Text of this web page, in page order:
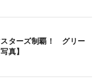
スターズ制覇！ グリー
真】